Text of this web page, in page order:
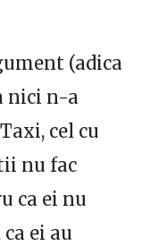
(adica
nici n-a
cel cu
nu fac
ca ei nu
ei au